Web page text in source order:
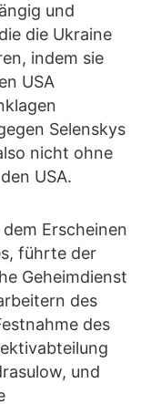
und
die Ukraine
indem sie
USA
Selenskys
nicht ohne
USA.
Erscheinen
führte der
Geheimdienst
des
des
und